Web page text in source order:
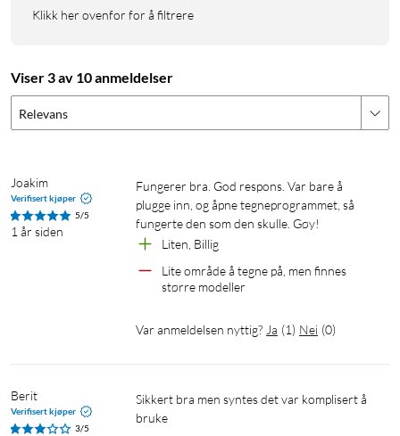
Klikk her ovenfor for å filtrere
Viser 3 av 10 anmeldelser
Relevans
Joakim
Verifisert kjøper
5/5
1 år siden
Fungerer bra. God respons. Var bare å
plugge inn, og åpne tegneprogrammet, så
fungerte den som den skulle. Gøy!
Liten, Billig
Lite område å tegne på, men finnes
større modeller
Var anmeldelsen nyttig? Ja (1) Nei (0)
Berit
Verifisert kjøper
3/5
Sikkert bra men syntes det var komplisert å
bruke